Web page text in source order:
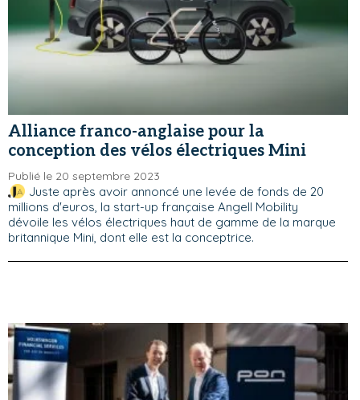
Alliance franco-anglaise pour la
conception des vélos électriques Mini
Publié le 20 septembre 2023
Juste après avoir annoncé une levée de fonds de 20
millions d'euros, la start-up française Angell Mobility
dévoile les vélos électriques haut de gamme de la marque
britannique Mini, dont elle est la conceptrice.